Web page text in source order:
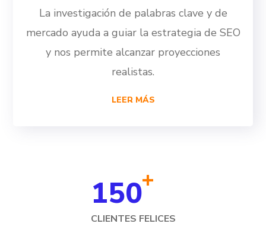
La investigación de palabras clave y de
mercado ayuda a guiar la estrategia de SEO
y nos permite alcanzar proyecciones
realistas.
LEER MÁS
150+
CLIENTES FELICES